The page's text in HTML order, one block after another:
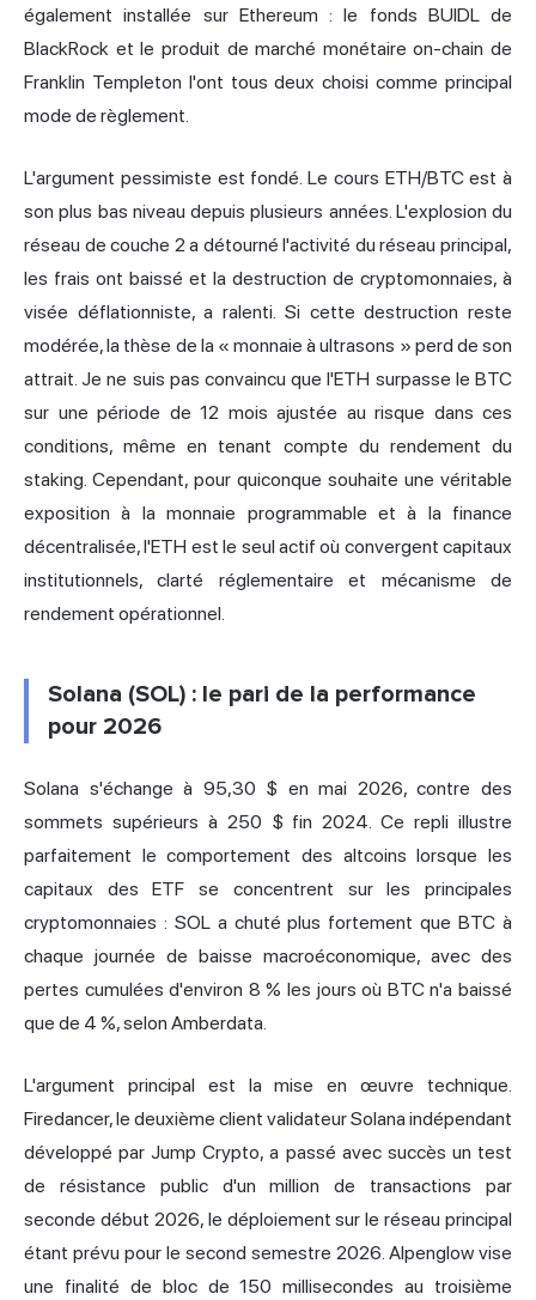
également installée sur Ethereum : le fonds BUIDL de
BlackRock et le produit de marché monétaire on-chain de
Franklin Templeton l'ont tous deux choisi comme principal
mode de règlement.
L'argument pessimiste est fondé. Le cours ETH/BTC est à
son plus bas niveau depuis plusieurs années. L'explosion du
réseau de couche 2 a détourné l'activité du réseau principal,
les frais ont baissé et la destruction de cryptomonnaies, à
visée déflationniste, a ralenti. Si cette destruction reste
modérée, la thèse de la « monnaie à ultrasons » perd de son
attrait. Je ne suis pas convaincu que l'ETH surpasse le BTC
sur une période de 12 mois ajustée au risque dans ces
conditions, même en tenant compte du rendement du
staking. Cependant, pour quiconque souhaite une véritable
exposition à la monnaie programmable et à la finance
décentralisée, l'ETH est le seul actif où convergent capitaux
institutionnels, clarté réglementaire et mécanisme de
rendement opérationnel.
Solana (SOL) : le pari de la performance
pour 2026
Solana s'échange à 95,30 $ en mai 2026, contre des
sommets supérieurs à 250 $ fin 2024. Ce repli illustre
parfaitement le comportement des altcoins lorsque les
capitaux des ETF se concentrent sur les principales
cryptomonnaies : SOL a chuté plus fortement que BTC à
chaque journée de baisse macroéconomique, avec des
pertes cumulées d'environ 8 % les jours où BTC n'a baissé
que de 4 %, selon Amberdata.
L'argument principal est la mise en œuvre technique.
Firedancer, le deuxième client validateur Solana indépendant
développé par Jump Crypto, a passé avec succès un test
de résistance public d'un million de transactions par
seconde début 2026, le déploiement sur le réseau principal
étant prévu pour le second semestre 2026. Alpenglow vise
une finalité de bloc de 150 millisecondes au troisième